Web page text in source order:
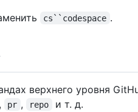
cs``codespace .
верхнего уровня
, pr , repo
и т. д.